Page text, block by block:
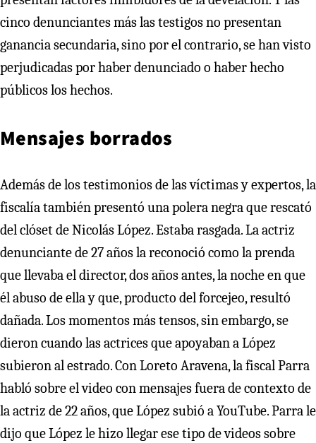
cinco denunciantes más las testigos no presentan
ganancia secundaria, sino por el contrario, se han visto
perjudicadas por haber denunciado o haber hecho
públicos los hechos.
Mensajes borrados
Además de los testimonios de las víctimas y expertos, la
fiscalía también presentó una polera negra que rescató
del clóset de Nicolás López. Estaba rasgada. La actriz
denunciante de 27 años la reconoció como la prenda
que llevaba el director, dos años antes, la noche en que
él abuso de ella y que, producto del forcejeo, resultó
dañada. Los momentos más tensos, sin embargo, se
dieron cuando las actrices que apoyaban a López
subieron al estrado. Con Loreto Aravena, la fiscal Parra
habló sobre el video con mensajes fuera de contexto de
la actriz de 22 años, que López subió a YouTube. Parra le
dijo que López le hizo llegar ese tipo de videos sobre